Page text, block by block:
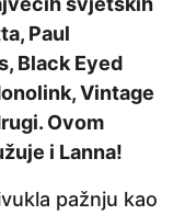
Paul
Black Eyed
Vintage
Ovom
i Lanna!
pažnju kao